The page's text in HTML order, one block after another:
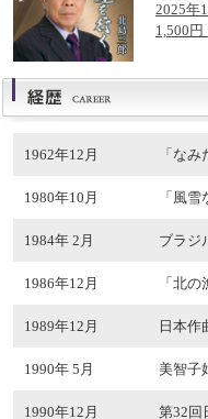
2025年
1,500
1962年12月 「な
1980年10月 「風
1984年 2月 ブラジ
1986年12月 「北
1989年12月 日本作
1990年 5月 美智子
1990年12月 第32回